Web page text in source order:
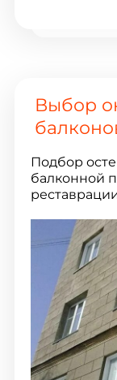
Выбор
Подбор
балконной